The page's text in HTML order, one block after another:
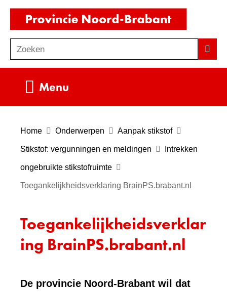
Ga
de
inhoud
o
e
Zoeken
Menu
Home Onderwerpen Aanpak stikstof
Stikstof: vergunningen en meldingen Intrekken
ongebruikte stikstofruimte
Toegankelijkheidsverklaring BrainPS.brabant.nl
Toegankelijkheidsverklar
ing BrainPS.brabant.nl
De provincie Noord-Brabant wil dat